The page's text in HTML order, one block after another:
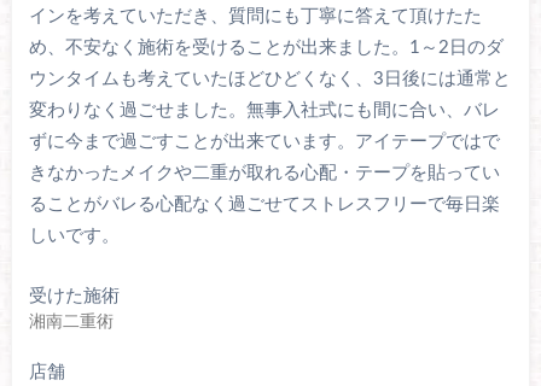
インを考えていただき、質問にも丁寧に答えて頂けたた
め、不安なく施術を受けることが出来ました。1～2日のダ
ウンタイムも考えていたほどひどくなく、3日後には通常と
変わりなく過ごせました。無事入社式にも間に合い、バレ
ずに今まで過ごすことが出来ています。アイテープではで
きなかったメイクや二重が取れる心配・テープを貼ってい
ることがバレる心配なく過ごせてストレスフリーで毎日楽
しいです。
受けた施術
湘南二重術
店舗